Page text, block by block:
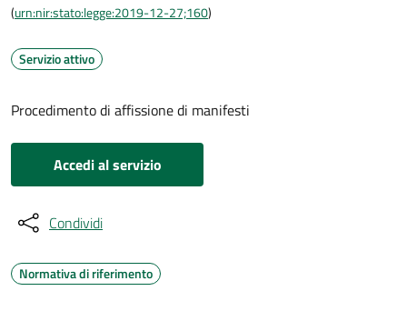
(urn:nir:stato:legge:2019-12-27;160)
Servizio attivo
Procedimento di affissione di manifesti
Accedi al servizio
Condividi
Normativa di riferimento